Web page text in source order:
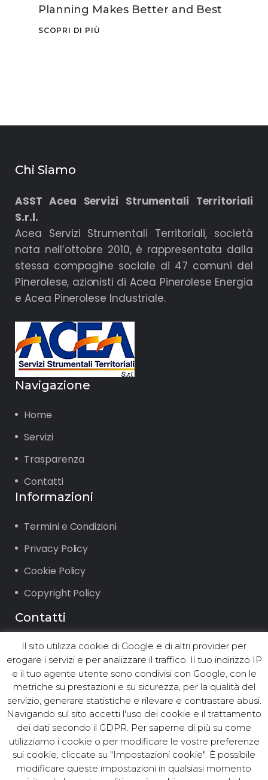
Planning Makes Better and Best
SCOPRI DI PIÙ
Chi Siamo
ASST Acea Servizi Strumentali Territoriali
S.r.l.
Acea Servizi Strumentali Territoriali, società
nata nell’ottobre 2010, è rappresentata dalla
stessa compagine sociale di 47 comuni del
Pinerolese, azionisti di Acea Pinerolese Energia
e Acea Pinerolese Industriale.
Navigazione
Home
Servizi
Trasparenza
Contatti
Informazioni
Termini e Condizioni
Privacy Policy
Cookie Policy
Copyright Policy
Contatti
Via Vigone 42 10064 Pinerolo (TO)
Tel. +39.0121.2361 ∙ Fax +39.0121.236294
Email: info@asst.it
PEC:asst@postacert.asst.it
© ASST Acea Servizi Strumentali
Territoriali S.r.l. - Tutti i diritti
Il sito utilizza cookie di Google e di altri provider per
erogare i servizi e per analizzare il traffico. Il tuo indirizzo IP
e il tuo agente utente sono condivisi con Google, con le
metriche su prestazioni e su sicurezza, per la qualità del
servizio, generare statistiche e rilevare e contrastare abusi.
Navigando sul sito accetti l'uso dei cookie e il trattamento
dei dati secondo il GDPR. Per saperne di più su come
utilizziamo i cookie o per modificare le vostre preferenze
sui cookie, cliccate su "Impostazioni cookie". È possibile
modificare queste impostazioni in qualsiasi momento